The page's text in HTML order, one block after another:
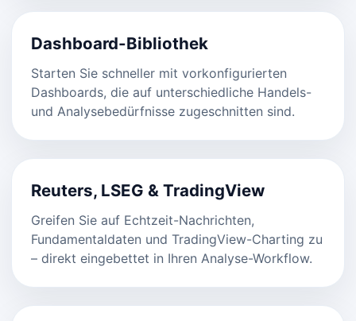
Dashboard-Bibliothek
Starten Sie schneller mit vorkonfigurierten
Dashboards, die auf unterschiedliche Handels-
und Analysebedürfnisse zugeschnitten sind.
Reuters, LSEG & TradingView
Greifen Sie auf Echtzeit-Nachrichten,
Fundamentaldaten und TradingView-Charting zu
– direkt eingebettet in Ihren Analyse-Workflow.